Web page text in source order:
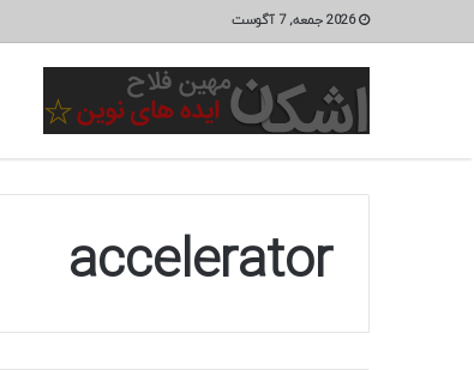
2026 جمعه, 7 آگوست
accelerator